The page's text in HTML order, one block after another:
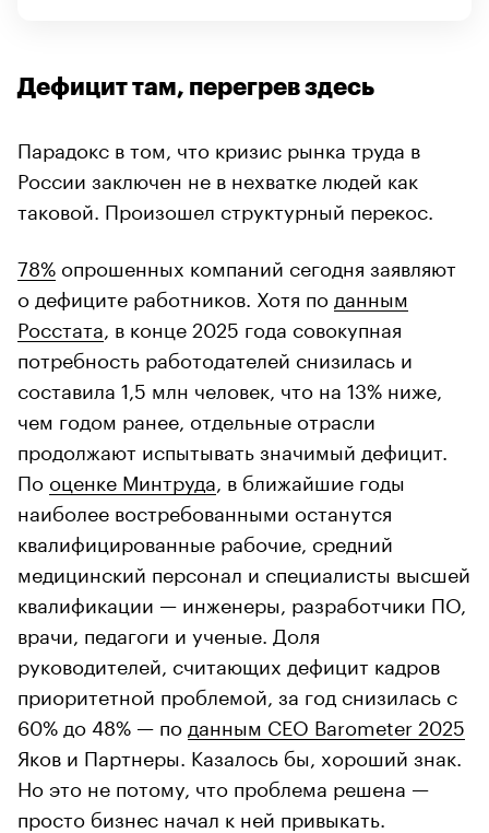
Дефицит там, перегрев здесь
Парадокс в том, что кризис рынка труда в
России заключен не в нехватке людей как
таковой. Произошел структурный перекос.
78% опрошенных компаний сегодня заявляют
о дефиците работников. Хотя по данным
Росстата , в конце 2025 года совокупная
потребность работодателей снизилась и
составила 1,5 млн человек, что на 13% ниже,
чем годом ранее, отдельные отрасли
продолжают испытывать значимый дефицит.
По оценке Минтруда , в ближайшие годы
наиболее востребованными останутся
квалифицированные рабочие, средний
медицинский персонал и специалисты высшей
квалификации — инженеры, разработчики ПО,
врачи, педагоги и ученые. Доля
руководителей, считающих дефицит кадров
приоритетной проблемой, за год снизилась с
60% до 48% — по данным CEO Barometer 2025
Яков и Партнеры. Казалось бы, хороший знак.
Но это не потому, что проблема решена —
просто бизнес начал к ней привыкать.